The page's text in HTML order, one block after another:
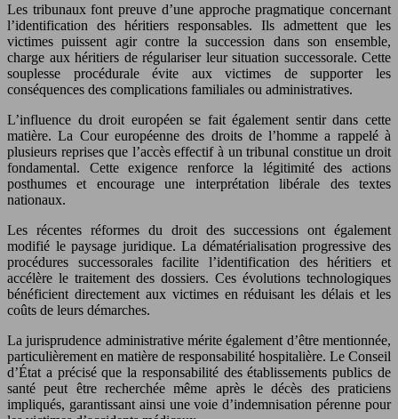
Les tribunaux font preuve d’une approche pragmatique concernant
l’identification des héritiers responsables. Ils admettent que les
victimes puissent agir contre la succession dans son ensemble,
charge aux héritiers de régulariser leur situation successorale. Cette
souplesse procédurale évite aux victimes de supporter les
conséquences des complications familiales ou administratives.
L’influence du droit européen se fait également sentir dans cette
matière. La Cour européenne des droits de l’homme a rappelé à
plusieurs reprises que l’accès effectif à un tribunal constitue un droit
fondamental. Cette exigence renforce la légitimité des actions
posthumes et encourage une interprétation libérale des textes
nationaux.
Les récentes réformes du droit des successions ont également
modifié le paysage juridique. La dématérialisation progressive des
procédures successorales facilite l’identification des héritiers et
accélère le traitement des dossiers. Ces évolutions technologiques
bénéficient directement aux victimes en réduisant les délais et les
coûts de leurs démarches.
La jurisprudence administrative mérite également d’être mentionnée,
particulièrement en matière de responsabilité hospitalière. Le Conseil
d’État a précisé que la responsabilité des établissements publics de
santé peut être recherchée même après le décès des praticiens
impliqués, garantissant ainsi une voie d’indemnisation pérenne pour